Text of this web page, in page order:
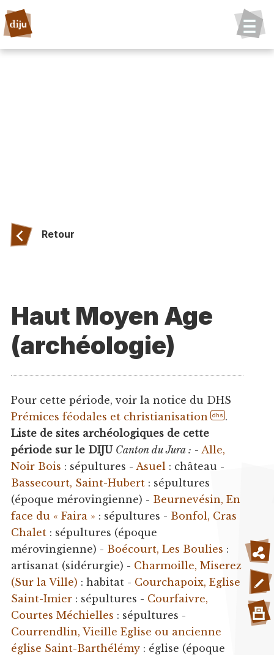
Retour
Haut Moyen Age
(archéologie)
Pour cette période, voir la notice du DHS
Prémices féodales et christianisation
dhs .
Liste de sites archéologiques de cette
période sur le DIJU Canton du Jura : - Alle,
Noir Bois : sépultures - Asuel : château -
Bassecourt, Saint-Hubert: sépultures
(époque mérovingienne) - Beurnevésin, En
face du « Faira » : sépultures - Bonfol, Cras
Chalet: sépultures (époque
mérovingienne) - Boécourt, Les Boulies :
artisanat (sidérurgie) - Charmoille, Miserez
(Sur la Ville) : habitat - Courchapoix, Eglise
Saint-Imier: sépultures - Courfaivre,
Courtes Méchielles : sépultures -
Courrendlin, Vieille Eglise ou ancienne
église Saint-Barthélémy: église (époque